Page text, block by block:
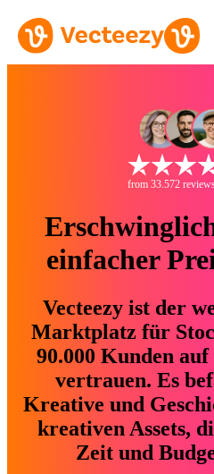
from 33.572
einfacher
Vecteezy ist der
Marktplatz für
90.000 Kunden
vertrauen. Es
Kreative und
kreativen Assets,
Zeit und